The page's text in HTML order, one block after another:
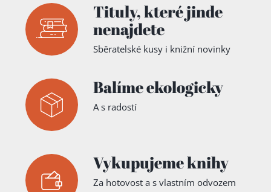
Tituly,které jinde
nenajdete
Sběratelské kusy i knižní novinky
Balíme ekologicky
A s radostí
Vykupujeme knihy
Za hotovost a s vlastním odvozem